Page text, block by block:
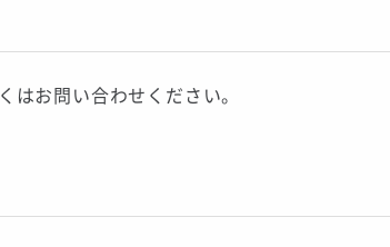
はお問い合わせください。